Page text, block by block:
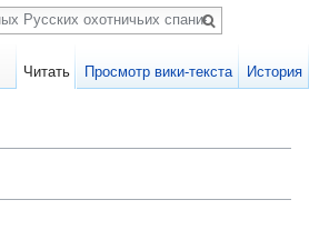
Читать Просмотр вики-текста История